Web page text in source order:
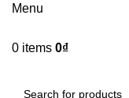
Menu
0 items 0₫